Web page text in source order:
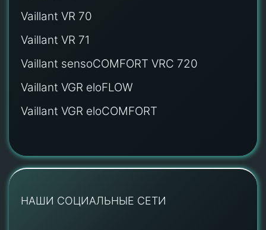
Vaillant VR 70
Vaillant VR 71
Vaillant sensoCOMFORT VRC 720
Vaillant VGR eloFLOW
Vaillant VGR eloCOMFORT
НАШИ СОЦИАЛЬНЫЕ СЕТИ